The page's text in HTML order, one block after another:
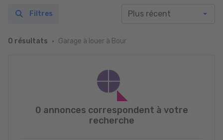
0 résultats Garage à louer à Bour
Filtres
0 annonces correspondent à votre
recherche